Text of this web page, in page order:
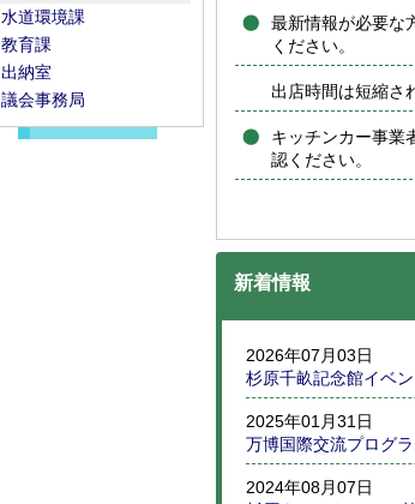
水道環境課
教育課
出納室
議会事務局
最新情報が必要な
ください。
出店時間は短縮さ
キッチンカー事業
認ください。
新着情報
2026年07月03日
杉原千畝記念館イベ
2025年01月31日
万博国際交流プログ
2024年08月07日